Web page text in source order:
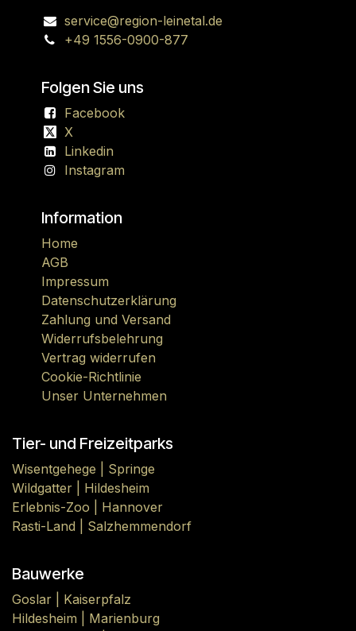
service@region-leinetal.de
+49 1556-0900-877
Folgen Sie uns
Facebook
X
Linkedin
Instagram
Information
Home
AGB
Impressum
Datenschutzerklärung
Zahlung und Versand
Widerrufsbelehrung
Vertrag widerrufen
Cookie-Richtlinie
Unser Unternehmen
Tier- und Freizeitparks
Wisentgehege | Springe
Wildgatter | Hildesheim
Erlebnis-Zoo | Hannover
Rasti-Land | Salzhemmendorf
Bauwerke
Goslar | Kaiserpfalz
Hildesheim | Marienburg